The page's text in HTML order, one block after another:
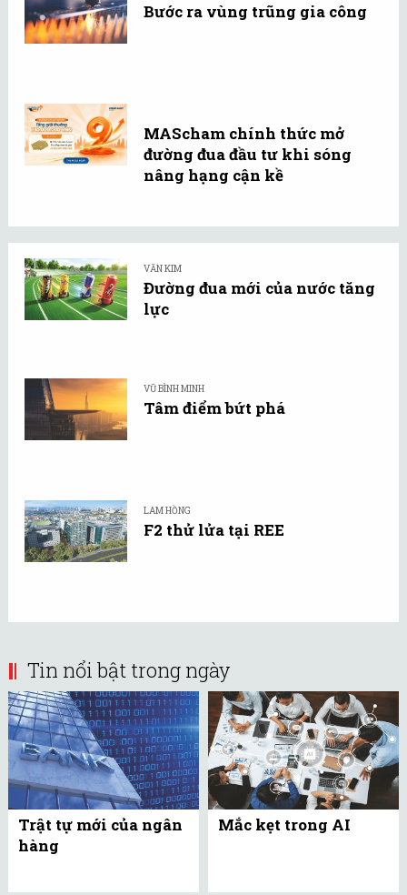
Bước ra vùng trũng gia công
MAScham chính thức mở
đường đua đầu tư khi sóng
nâng hạng cận kề
VĂN KIM
Đường đua mới của nước tăng
lực
VŨ BÌNH MINH
Tâm điểm bứt phá
LAM HỒNG
F2 thử lửa tại REE
Tin nổi bật trong ngày
Trật tự mới của ngân
hàng
Mắc kẹt trong AI